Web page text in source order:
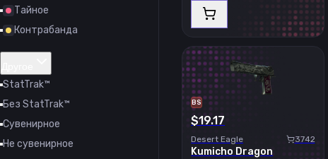
Тайное
Контрабанда
StatTrak™
Без StatTrak™
Сувенирное
Не сувенирное
BS
$19.17
Desert Eagle 3742
Kumicho Dragon